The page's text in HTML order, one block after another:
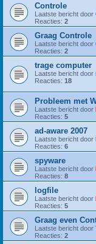
Controle
Laatste bericht door
Reacties: 2
Graag Controle
Laatste bericht door
Reacties: 2
trage computer
Laatste bericht door
Reacties: 18
Probleem met
Laatste bericht door
Reacties: 5
ad-aware 2007
Laatste bericht door
Reacties: 6
spyware
Laatste bericht door
Reacties: 8
logfile
Laatste bericht door
Reacties: 5
Graag even
Laatste bericht door
Reacties: 2